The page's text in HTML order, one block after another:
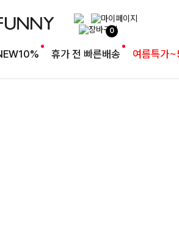
0
휴가 전 빠른배송 여름특가
은 원피스SET
원피스+스트링자켓SET